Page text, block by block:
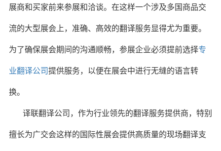
展商和买家前来参展和洽谈。在这样一个涉及多国商品交
流的大型展会上，准确、高效的翻译服务显得尤为重要。
为了确保展会期间的沟通顺畅，参展企业必须提前选择专
业翻译公司提供服务，以便在展会中进行无缝的语言转
换。
译联翻译公司，作为行业领先的翻译服务提供商，特别
擅长为广交会这样的国际性展会提供高质量的现场翻译支